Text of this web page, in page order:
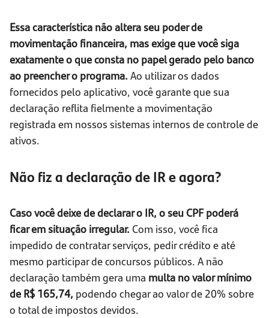
Essa característica não altera seu poder de
movimentação financeira, mas exige que você siga
exatamente o que consta no papel gerado pelo banco
ao preencher o programa. Ao utilizar os dados
fornecidos pelo aplicativo, você garante que sua
declaração reflita fielmente a movimentação
registrada em nossos sistemas internos de controle de
ativos.
Não fiz a declaração de IR e agora?
Caso você deixe de declarar o IR, o seu CPF poderá
ficar em situação irregular. Com isso, você fica
impedido de contratar serviços, pedir crédito e até
mesmo participar de concursos públicos. A não
declaração também gera uma multa no valor mínimo
de R$ 165,74, podendo chegar ao valor de 20% sobre
o total de impostos devidos.